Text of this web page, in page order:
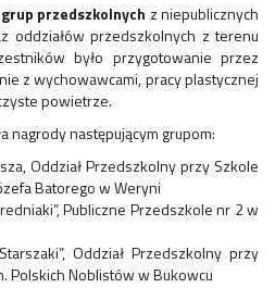
przedszkolnych z niepublicznych
oddziałów przedszkolnych z terenu
było przygotowanie przez
z wychowawcami, pracy plastycznej
powietrze.
nagrody następującym grupom:
Oddział Przedszkolny przy Szkole
Batorego w Weryni
Publiczne Przedszkole nr 2 w
Oddział Przedszkolny przy
Polskich Noblistów w Bukowcu